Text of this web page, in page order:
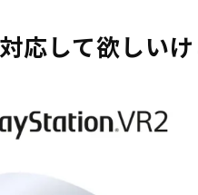
応して欲しい